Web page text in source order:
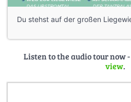
Du stehst auf der großen
Listen to the audio tour now
view.